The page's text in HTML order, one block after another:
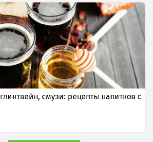
смузи: рецепты напитков с